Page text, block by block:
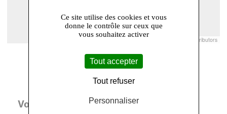
contributors
Vous aimerez aussi
Ce site utilise des cookies et vous
donne le contrôle sur ceux que
vous souhaitez activer
Tout accepter
Tout refuser
Personnaliser